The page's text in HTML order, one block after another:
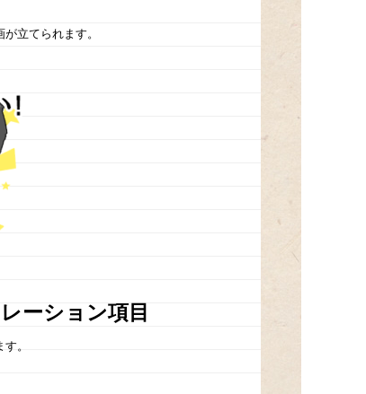
立てられます。
ーション項目
。